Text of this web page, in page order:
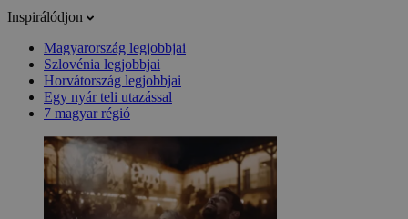
Inspirálódjon
Magyarország legjobbjai
Szlovénia legjobbjai
Horvátország legjobbjai
Egy nyár teli utazással
7 magyar régió